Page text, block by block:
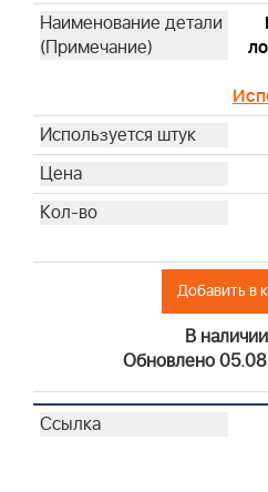
Добавить в
В
Обновлено